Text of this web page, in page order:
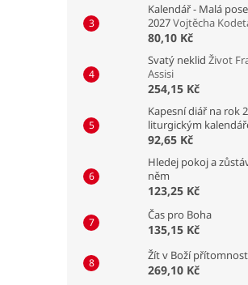
Kalendář - Malá
2027Vojtěcha
80,10 Kč
Svatý neklid Život
Assisi
254,15 Kč
Kapesní diář na rok
liturgickým
92,65 Kč
Hledej pokoj a
něm
123,25 Kč
Čas pro Boha
135,15 Kč
Žít v Boží
269,10 Kč